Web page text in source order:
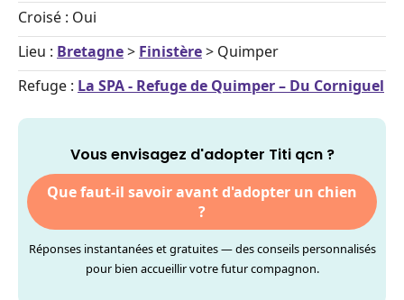
Croisé : Oui
Lieu : Bretagne> Finistère> Quimper
Refuge : La SPA - Refuge de Quimper – Du Corniguel
Vous envisagez d'adopter Titi qcn ?
Que faut-il savoir avant d'adopter un chien
?
Réponses instantanées et gratuites — des conseils personnalisés
pour bien accueillir votre futur compagnon.